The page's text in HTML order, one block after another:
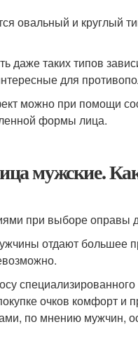
овальный и круглый
даже таких типов
для
можно при помощи
формы лица.
мужские.
при выборе оправы
отдают большее
очков комфорт и
по мнению мужчин,